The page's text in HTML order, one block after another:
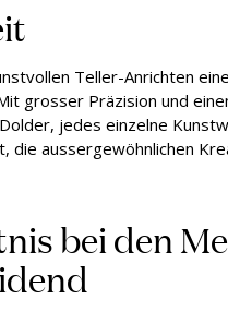
Teller-Anrichten
grosser Präzision und
jedes einzelne
die aussergewöhnlichen
bei den